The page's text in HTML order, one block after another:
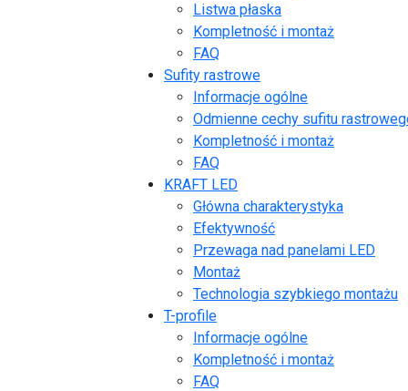
Listwa płaska
Kompletność i montaż
FAQ
Sufity rastrowe
Informacje ogólne
Odmienne cechy sufitu
Kompletność i montaż
FAQ
KRAFT LED
Główna charakterystyka
Efektywność
Przewaga nad panelami LED
Montaż
Technologia szybkiego montażu
T-profile
Informacje ogólne
Kompletność i montaż
FAQ